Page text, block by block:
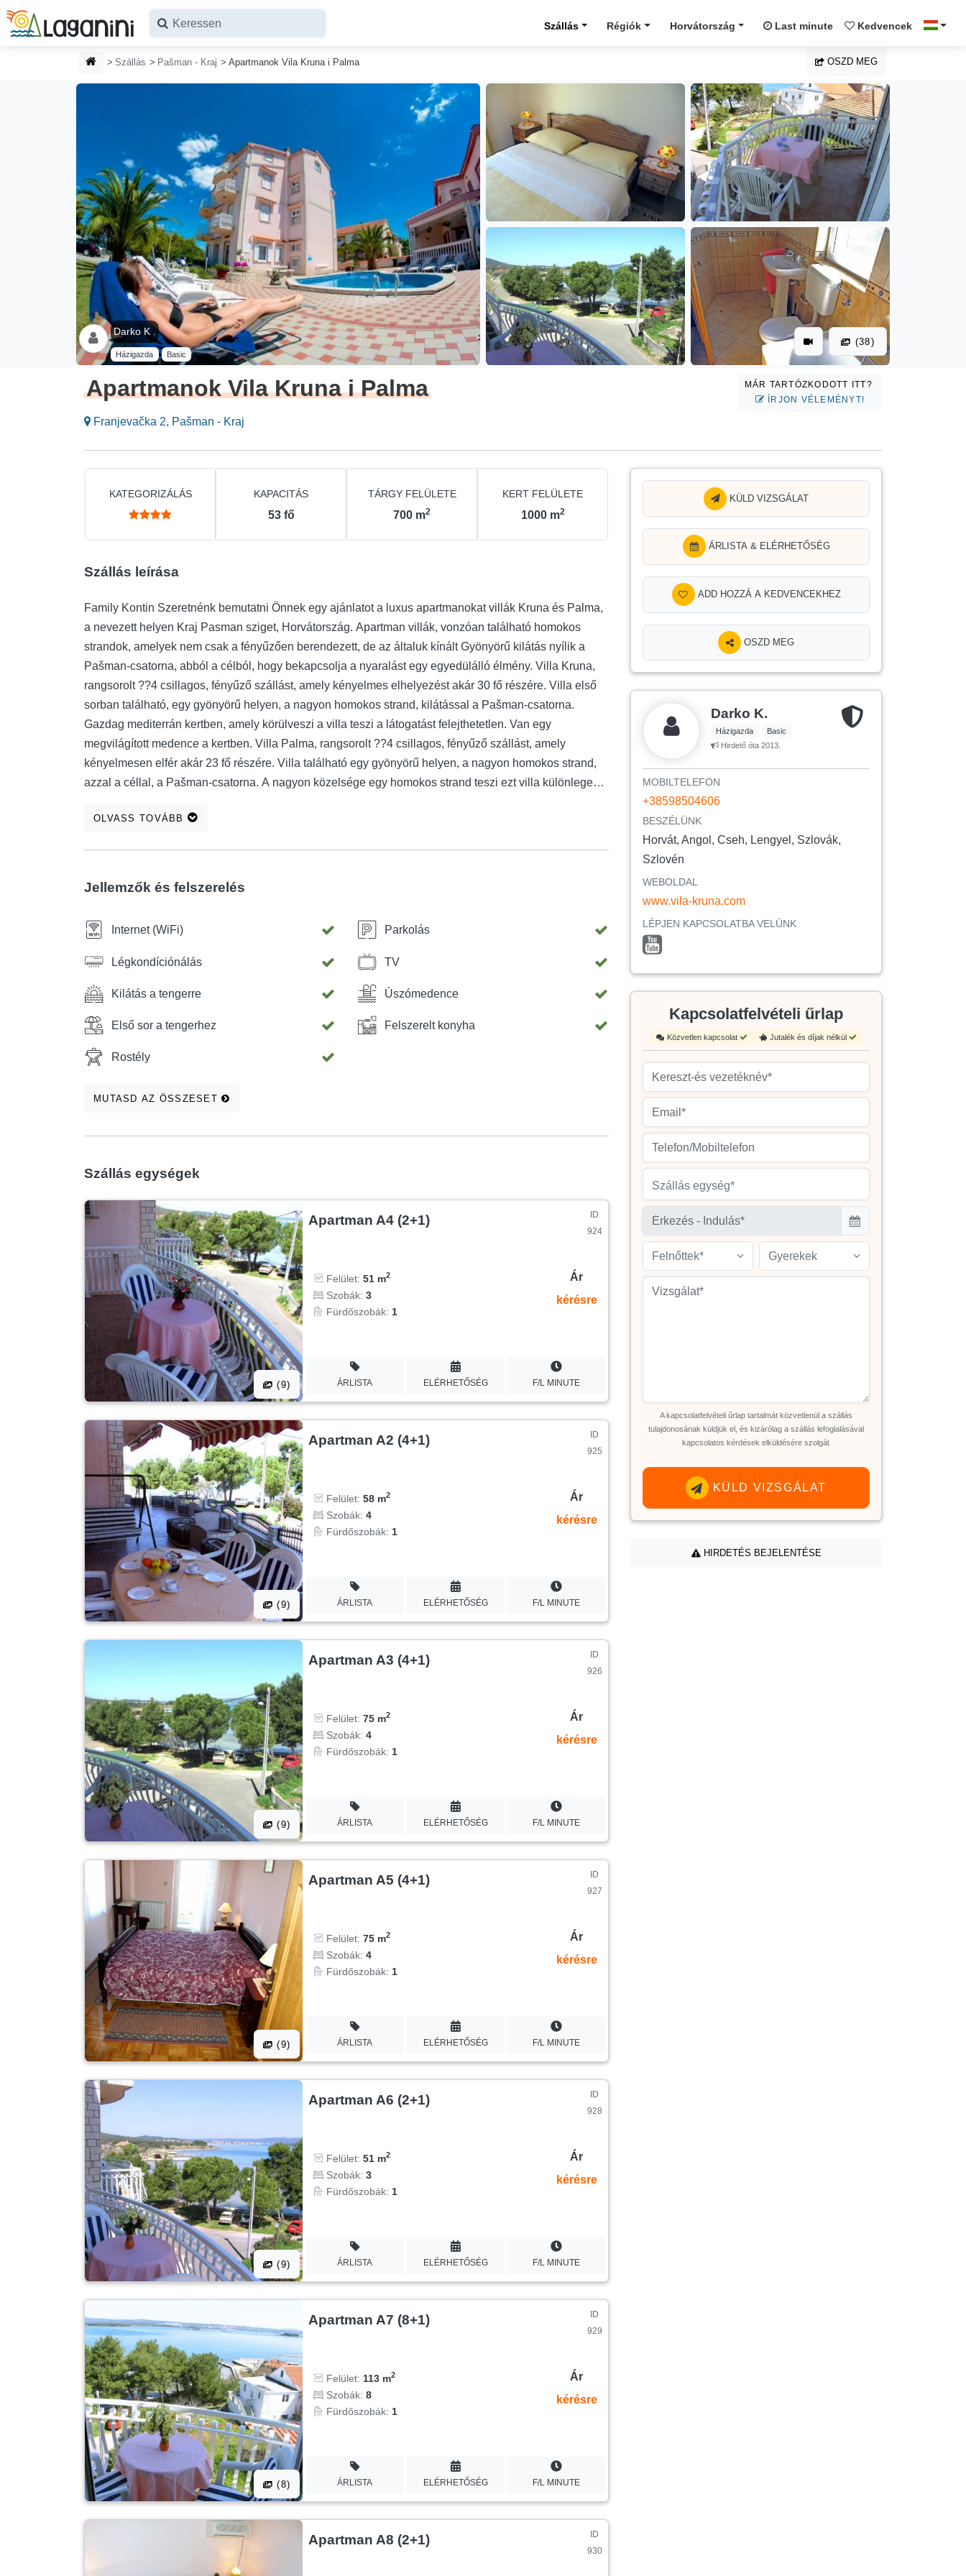
Ugrás a fő tartalomhoz
Szállás Régiók Horvátország Last minute Kedvencek
HONLAP
Szállás Pašman - Kraj Apartmanok Vila Kruna i Palma OSZD MEG
Darko K .
Házigazda Basic
(38)
Apartmanok Vila Kruna i Palma
Franjevačka 2, Pašman - Kraj
MÁR TARTÓZKODOTT ITT?
ÍRJON VÉLEMÉNYT!
KATEGORIZÁLÁS KAPACITÁS
53 fő
TÁRGY FELÜLETE
700 m2
KERT FELÜLETE
1000 m2
Szállás leírása
Family Kontin Szeretnénk bemutatni Önnek egy ajánlatot a luxus apartmanokat villák Kruna és Palma,
a nevezett helyen Kraj Pasman sziget, Horvátország. Apartman villák, vonzóan található homokos
strandok, amelyek nem csak a fényűzően berendezett, de az általuk kínált Gyönyörű kilátás nyílik a
Pašman-csatorna, abból a célból, hogy bekapcsolja a nyaralást egy egyedülálló élmény. Villa Kruna,
rangsorolt ??4 csillagos, fényűző szállást, amely kényelmes elhelyezést akár 30 fő részére. Villa első
sorban található, egy gyönyörű helyen, a nagyon homokos strand, kilátással a Pašman-csatorna.
Gazdag mediterrán kertben, amely körülveszi a villa teszi a látogatást felejthetetlen. Van egy
megvilágított medence a kertben. Villa Palma, rangsorolt ??4 csillagos, fényűző szállást, amely
kényelmesen elfér akár 23 fő részére. Villa található egy gyönyörű helyen, a nagyon homokos strand,
azzal a céllal, a Pašman-csatorna. A nagyon közelsége egy homokos strand teszi ezt villa különleges,
szórakoztató töltött idő villák, Kontin család kínálunk lehetőséget a félpanzió típusú táplálékot a
OLVASS TOVÁBB
Jellemzők és felszerelés
Internet (WiFi) Parkolás
Légkondíciónálás TV
Kilátás a tengerre Úszómedence
Első sor a tengerhez Felszerelt konyha
Rostély
MUTASD AZ ÖSSZESET
Szállás egységek
(9)
Apartman A4 (2+1)
ID
924
Felület:51 m2
Szobák:3
Fürdőszobák: 1
Ár
kérésre
ÁRLISTA ELÉRHETŐSÉG F/L MINUTE
(9)
Apartman A2 (4+1)
ID
925
Felület:58 m2
Szobák:4
Fürdőszobák: 1
Ár
kérésre
ÁRLISTA ELÉRHETŐSÉG F/L MINUTE
(9)
Apartman A3 (4+1)
ID
926
Felület:75 m2
Szobák:4
Fürdőszobák: 1
Ár
kérésre
ÁRLISTA ELÉRHETŐSÉG F/L MINUTE
(9)
Apartman A5 (4+1)
ID
927
Felület:75 m2
Szobák:4
Fürdőszobák: 1
Ár
kérésre
ÁRLISTA ELÉRHETŐSÉG F/L MINUTE
(9)
Apartman A6 (2+1)
ID
928
Felület:51 m2
Szobák:3
Fürdőszobák: 1
Ár
kérésre
ÁRLISTA ELÉRHETŐSÉG F/L MINUTE
(8)
Apartman A7 (8+1)
ID
929
Felület: 113 m2
Szobák:8
Fürdőszobák: 1
Ár
kérésre
ÁRLISTA ELÉRHETŐSÉG F/L MINUTE
Apartman A8 (2+1)
ID
930
KÜLD VIZSGÁLAT
ÁRLISTA & ELÉRHETŐSÉG
ADD HOZZÁ A KEDVENCEKHEZ
OSZD MEG
Darko K.
Házigazda
Basic
Hirdető óta 2013.
MOBILTELEFON
+38598504606
BESZÉLÜNK
Horvát, Angol, Cseh, Lengyel, Szlovák,
Szlovén
WEBOLDAL
www.vila-kruna.com
LÉPJEN KAPCSOLATBA VELÜNK
Kapcsolatfelvételi űrlap
Közvetlen kapcsolat Jutalék és díjak nélkül
Szállás egység*
Felnőttek* Gyerekek
A kapcsolatfelvételi űrlap tartalmát közvetlenül a szállás
tulajdonosának küldjük el, és kizárólag a szállás lefoglalásával
kapcsolatos kérdések elküldésére szolgál.
KÜLD VIZSGÁLAT
HIRDETÉS BEJELENTÉSE